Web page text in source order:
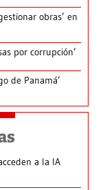
obras’ en
por corrupción’
de Panamá’
a la IA